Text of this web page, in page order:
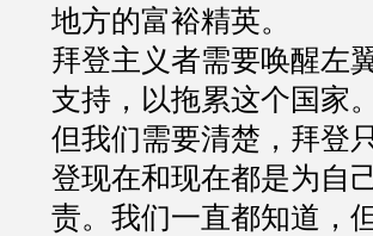
地方的富裕精英。
拜登主义者需要唤醒左
支持，以拖累这个国家。
但我们需要清楚，拜登
登现在和现在都是为自
责。我们一直都知道，